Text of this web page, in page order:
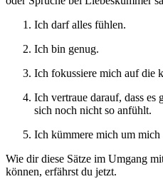
Ich darf alles fühlen.
Ich bin genug.
Ich fokussiere mich auf die
Ich vertraue darauf, dass es
sich noch nicht so anfühlt.
Ich kümmere mich um mich
Wie dir diese Sätze im Umgang
können, erfährst du jetzt.